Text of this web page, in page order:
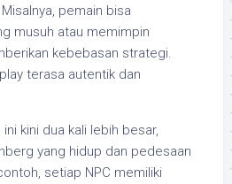
pemain bisa
musuh atau memimpin
kebebasan strategi.
terasa autentik dan
kini dua kali lebih besar,
yang hidup dan pedesaan
setiap NPC memiliki